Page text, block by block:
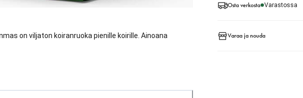
on viljaton koiranruoka pienille koirille. Ainoana
Osta verkosta Varastossa
Varaa ja nouda